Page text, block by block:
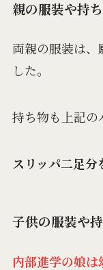
親の服装や持
両親の服装は
した。
持ち物も上記の
スリッパ二足
子供の服装や
内部進学の娘